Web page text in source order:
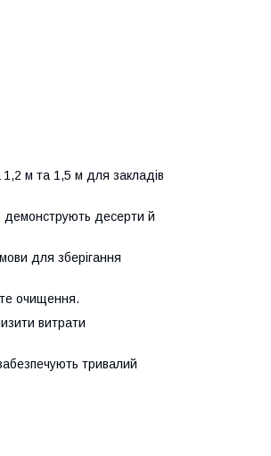
1,2 м та 1,5 м для закладів
демонструють десерти й
для зберігання
очищення.
витрати
тривалий